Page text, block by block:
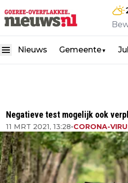
Nieuws Gemeente▼
Negatieve test mogelijk ook
11 MRT 2021, 13:28•CORONA-